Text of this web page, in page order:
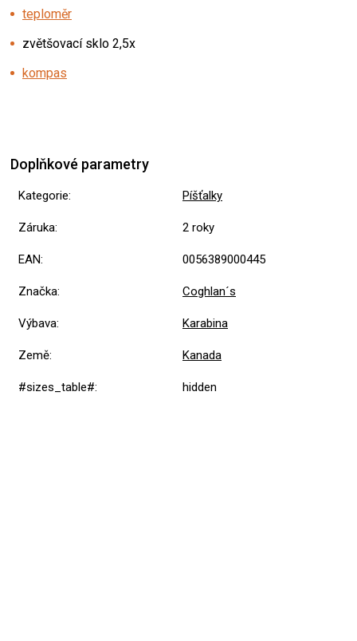
teploměr
zvětšovací sklo 2,5x
kompas
Doplňkové parametry
Kategorie: Píšťalky
Záruka: 2 roky
EAN: 0056389000445
Značka: Coghlan´s
Výbava: Karabina
Země: Kanada
#sizes_table#: hidden